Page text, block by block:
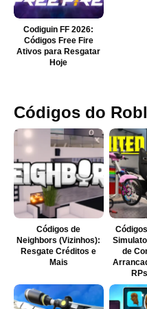
Codiguin FF 2026:
Códigos Free Fire
Ativos para Resgatar
Hoje
Códigos do
Códigos de
Neighbors (Vizinhos):
Resgate Créditos e
Mais
de